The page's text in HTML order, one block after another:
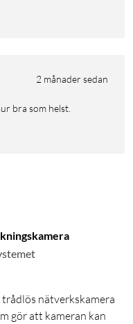
2 månader sedan
bra som helst.
nätverkskamera
gör att kameran kan